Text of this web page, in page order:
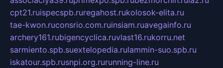
cpt21.ruispecspb.ruregahost.rukolosok-elita.ru
tae-kwon.ruconsrio.com.ruinsiam.ruavegainfo.ru
archery161.rubigencyclica.ruvlast16.rukorru.net
sarmiento.spb.suextelopedia.rulammin-suo.spb.ru
iskatour.spb.rusnpi.org.rurunning-line.ru